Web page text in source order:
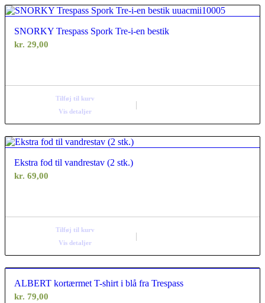
SNORKY Trespass Spork Tre-i-en bestik
kr. 29,00
Tilføj til kurv
Vis detaljer
Ekstra fod til vandrestav (2 stk.)
kr. 69,00
Tilføj til kurv
Vis detaljer
ALBERT kortærmet T-shirt i blå fra Trespass
kr. 79,00